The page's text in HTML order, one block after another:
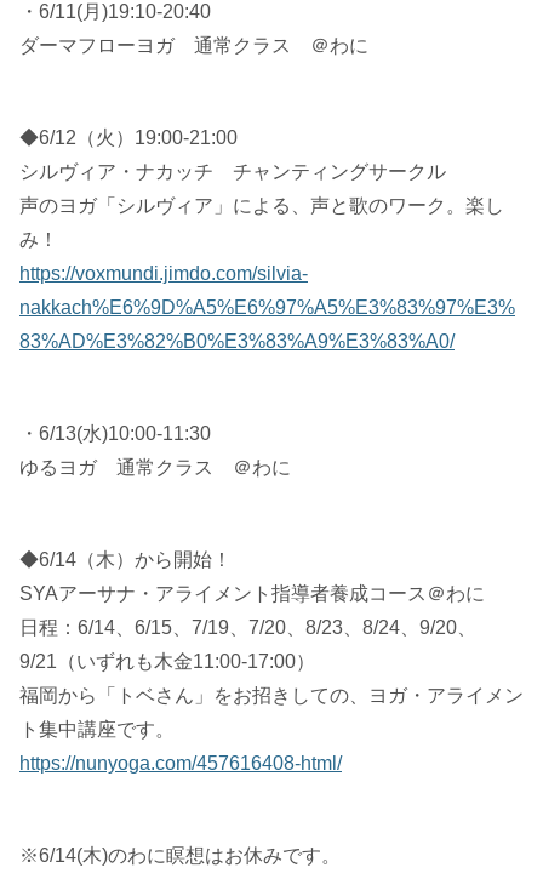
・6/11(月)19:10-20:40
ダーマフローヨガ 通常クラス ＠わに
◆6/12（火）19:00-21:00
シルヴィア・ナカッチ チャンティングサークル
声のヨガ「シルヴィア」による、声と歌のワーク。楽し
み！
https://voxmundi.jimdo.com/silvia-
nakkach%E6%9D%A5%E6%97%A5%E3%83%97%E3%
83%AD%E3%82%B0%E3%83%A9%E3%83%A0/
・6/13(水)10:00-11:30
ゆるヨガ 通常クラス ＠わに
◆6/14（木）から開始！
SYAアーサナ・アライメント指導者養成コース＠わに
日程：6/14、6/15、7/19、7/20、8/23、8/24、9/20、
9/21（いずれも木金11:00-17:00）
福岡から「トベさん」をお招きしての、ヨガ・アライメン
ト集中講座です。
https://nunyoga.com/457616408-html/
※6/14(木)のわに瞑想はお休みです。